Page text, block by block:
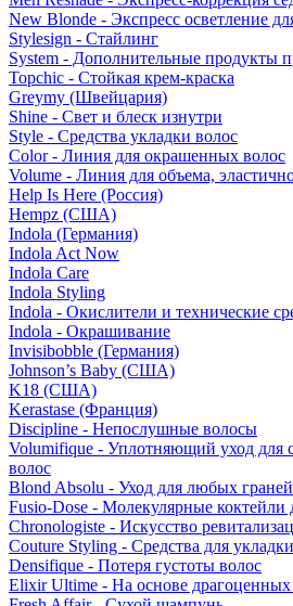
New Blonde - Экспресс осветление
Stylesign - Стайлинг
System - Дополнительные продукты
Topchic - Стойкая крем-краска
Greymy (Швейцария)
Shine - Свет и блеск изнутри
Style - Средства укладки волос
Color - Линия для окрашенных волос
Volume - Линия для объема,
Help Is Here (Россия)
Hempz (США)
Indola (Германия)
Indola Act Now
Indola Care
Indola Styling
Indola - Окислители и технические
Indola - Окрашивание
Invisibobble (Германия)
Johnson’s Baby (США)
K18 (США)
Kerastase (Франция)
Discipline - Непослушные волосы
Volumifique - Уплотняющий уход для
волос
Blond Absolu - Уход для любых
Fusio-Dose - Молекулярные коктейли
Chronologiste - Искусство
Couture Styling - Средства для укладки
Densifique - Потеря густоты волос
Elixir Ultime - На основе драгоценных